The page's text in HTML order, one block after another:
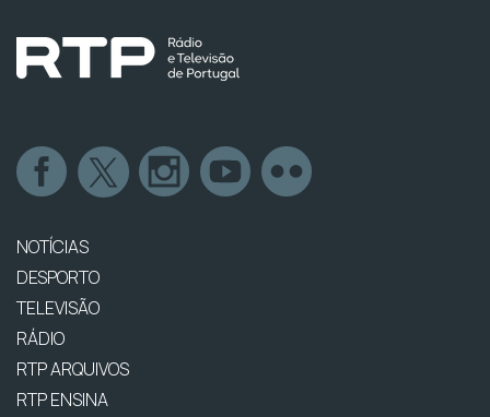
NOTÍCIAS
DESPORTO
TELEVISÃO
RÁDIO
RTP ARQUIVOS
RTP ENSINA